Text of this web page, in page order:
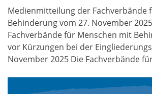
Medienmitteilung der Fachverbände
Behinderung vom 27. November
Fachverbände für Menschen mit
vor Kürzungen bei der
November 2025 Die Fachverbände